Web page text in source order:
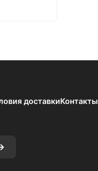
доставкиКонтакты